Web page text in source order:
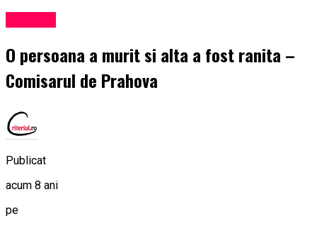
O persoana a murit si alta a fost ranita –
Comisarul de Prahova
Publicat
acum 8 ani
pe